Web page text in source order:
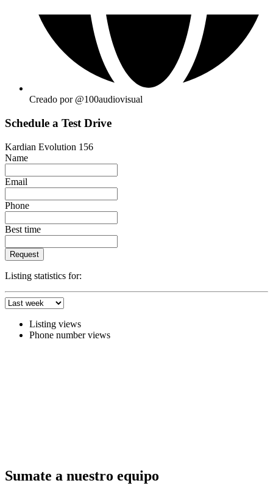
Creado por @100audiovisual
Schedule a Test Drive
Kardian Evolution 156
Name
Email
Phone
Best time
Request
Listing statistics for:
Listing views
Phone number views
Sumate a nuestro equipo